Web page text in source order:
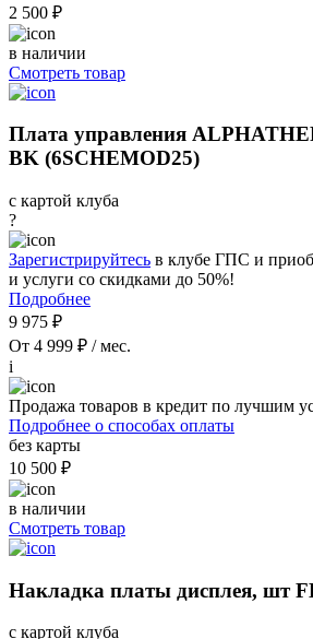
2 500 ₽
в наличии
Смотреть товар
Плата управления
BK (6SCHEMOD25)
с картой клуба
?
Зарегистрируйтесь в клубе ГПС и
и услуги со скидками до 50%!
Подробнее
9 975 ₽
От 4 999 ₽ / мес.
i
Продажа товаров в кредит по лучшим
Подробнее о способах оплаты
без карты
10 500 ₽
в наличии
Смотреть товар
Накладка платы дисплея, шт
с картой клуба